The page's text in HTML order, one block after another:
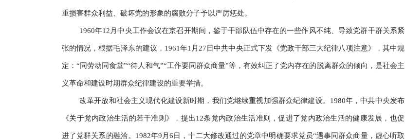
重损害群众利益、破坏党的形象的腐败分子予以严厉惩处。
1960年12月中央工作会议在京召开期间，鉴于干部队伍中存在的一些作风不纯、导致党群干群关系紧
张的情况，根据毛泽东的建议，1961年1月27日中共中央正式下发《党政干部三大纪律八项注意》，其中规
定：“同劳动同食堂”“待人和气”“工作要同群众商量”等，有效纠正了党内存在的脱离群众的倾向，是社会主
义革命和建设时期群众纪律建设的重要举措。
改革开放和社会主义现代化建设新时期，我们党继续重视加强群众纪律建设。1980年，中共中央发布
《关于党内政治生活的若干准则》，提出12条党内政治生活准则，促进了党内政治生活的健康发展，也促
进了党群关系的融洽。1982年9月6日，十二大修改通过的党章中明确要求党员“遇事同群众商量，虚心听取